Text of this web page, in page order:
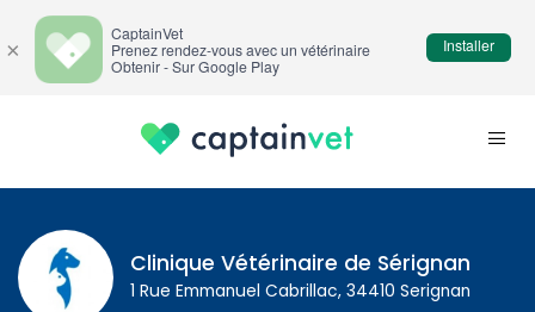
Clinique Vétérinaire de Sérignan
1 Rue Emmanuel Cabrillac, 34410 Serignan
×
CaptainVet
Prenez rendez-vous avec un vétérinaire
Obtenir - Sur Google Play
Installer